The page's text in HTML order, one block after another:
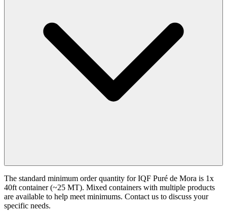
The standard minimum order quantity for IQF Puré de Mora is 1x
40ft container (~25 MT). Mixed containers with multiple products
are available to help meet minimums. Contact us to discuss your
specific needs.